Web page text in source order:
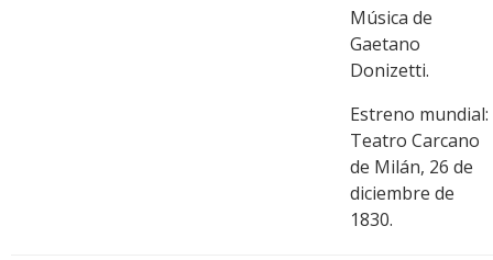
Música de
Gaetano
Donizetti.
Estreno mundial:
Teatro Carcano
de Milán, 26 de
diciembre de
1830.